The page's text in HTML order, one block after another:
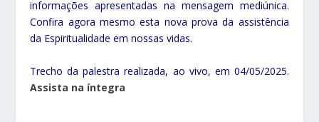
informações apresentadas na mensagem mediúnica.
Confira agora mesmo esta nova prova da assistência
da Espiritualidade em nossas vidas.
Trecho da palestra realizada, ao vivo, em 04/05/2025.
Assista na íntegra